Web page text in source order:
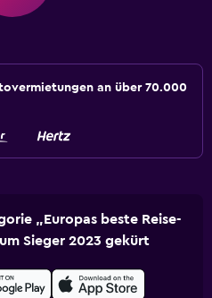
an über 70.000
„Europas beste Reise-
Sieger 2023 gekürt